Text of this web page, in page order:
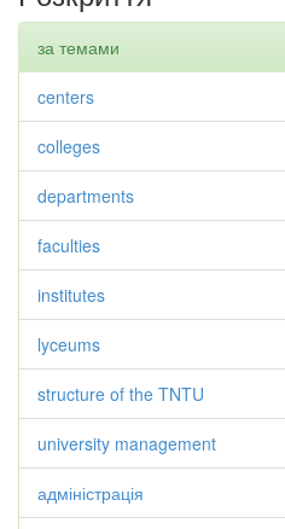
за темами
centers
colleges
departments
faculties
institutes
lyceums
structure of the TNTU
university management
адміністрація